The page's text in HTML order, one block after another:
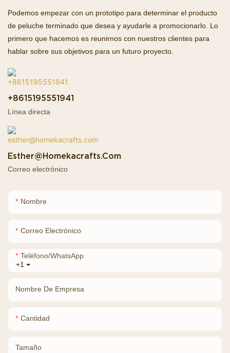
Podemos empezar con un prototipo para determinar el producto
de peluche terminado que desea y ayudarle a promocionarlo. Lo
primero que hacemos es reunirnos con nuestros clientes para
hablar sobre sus objetivos para un futuro proyecto.
+8615195551941
Línea directa
Esther@homekacrafts.com
Correo electrónico
Nombre
Correo Electrónico
+1
Teléfono/WhatsApp
Nombre De Empresa
Cantidad
Tamaño